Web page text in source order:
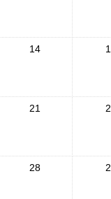
14
21
28